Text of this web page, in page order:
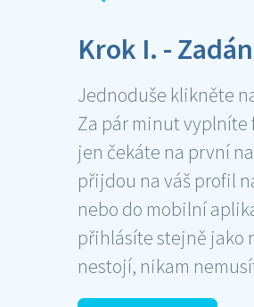
Krok I. -
Jednoduše klikněte
Za pár minut vyplníte
jen čekáte na první
přijdou na váš profil
nebo do mobilní
přihlásíte stejně jako
nestojí, nikam